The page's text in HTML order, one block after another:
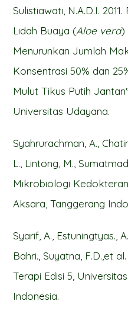
Sulistiawati, N.A.D.I.
Lidah Buaya (Aloe vera)
Menurunkan Jumlah
Konsentrasi 50% dan
Mulut Tikus Putih
Universitas Udayana.
Syahrurachman, A.,
L., Lintong, M.,
Mikrobiologi Kedokteran
Aksara, Tanggerang
Syarif, A., Estuningtyas.,
Bahri., Suyatna, F.D.,et
Terapi Edisi 5,
Indonesia.